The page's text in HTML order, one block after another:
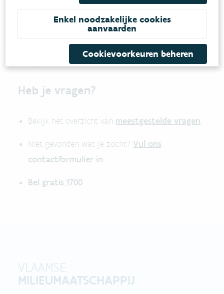
Heb je vragen?
Bekijk het overzicht van meestgestelde vragen.
Niet gevonden wat je zocht? Vul ons
contactformulier in.
Bel gratis 1700
VLAAMSE
MILIEUMAATSCHAPPIJ
Enkel noodzakelijke cookies
aanvaarden
Cookievoorkeuren beheren